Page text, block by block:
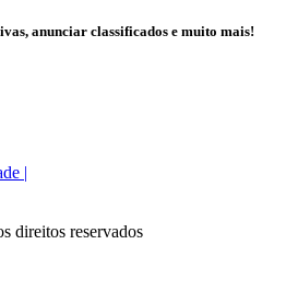
anunciar classificados e muito mais!
|
direitos reservados